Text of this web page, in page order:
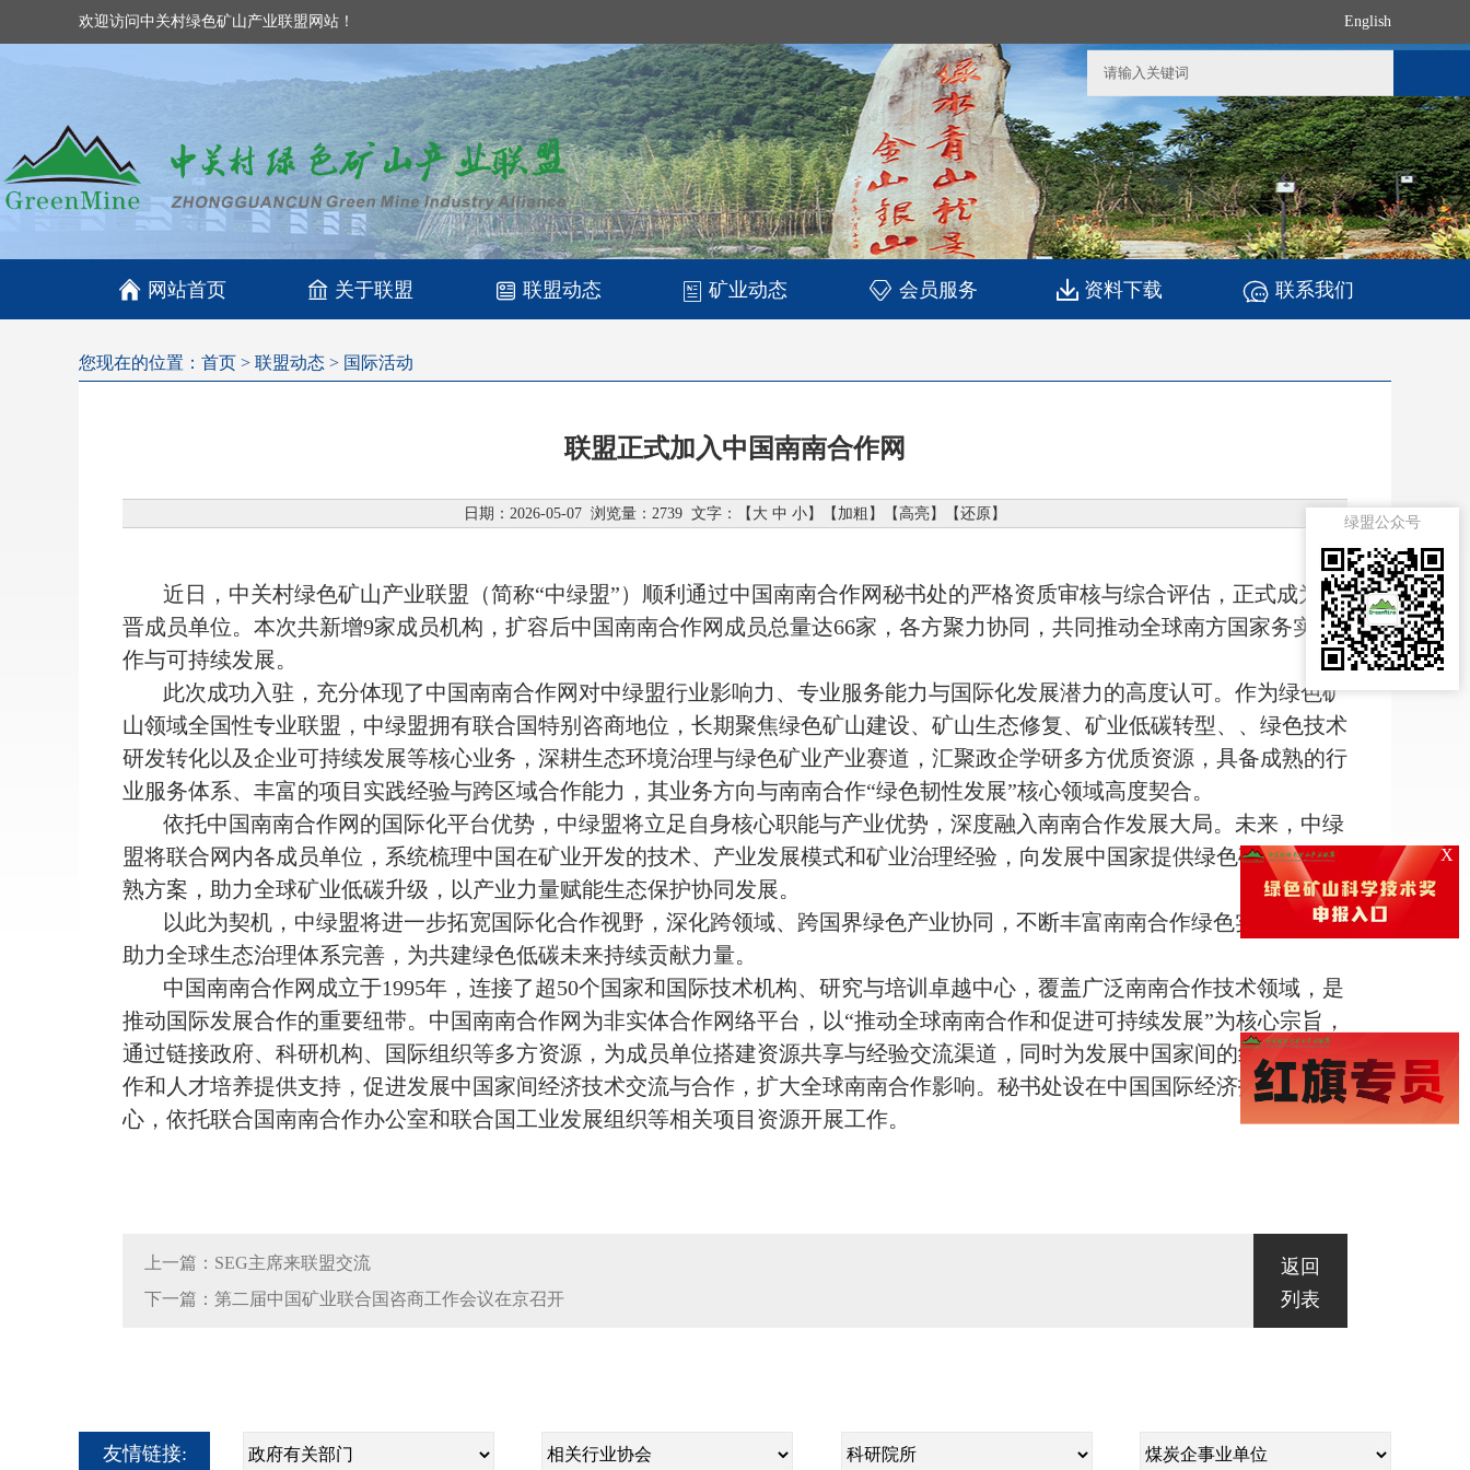
欢迎访问中关村绿色矿山产业联盟网站！ English
 网站首页 关于联盟 联盟动态 矿业动态 会员服务 资料下载 联系我们
您现在的位置： 首页 > 联盟动态 > 国际活动
联盟正式加入中国南南合作网
日期：2026-05-07 浏览量：2739 文字：【 大 中 小】【 加粗 】【 高亮】【还原 】
近日，中关村绿色矿山产业联盟（简称“中绿盟”）顺利通过中国南南合作网秘书处的严格资质审核与综合评估，正式成为新
晋成员单位。本次共新增9家成员机构，扩容后中国南南合作网成员总量达66家，各方聚力协同，共同推动全球南方国家务实合
作与可持续发展。
此次成功入驻，充分体现了中国南南合作网对中绿盟行业影响力、专业服务能力与国际化发展潜力的高度认可。作为绿色矿
山领域全国性专业联盟，中绿盟拥有联合国特别咨商地位，长期聚焦绿色矿山建设、矿山生态修复、矿业低碳转型、、绿色技术
研发转化以及企业可持续发展等核心业务，深耕生态环境治理与绿色矿业产业赛道，汇聚政企学研多方优质资源，具备成熟的行
业服务体系、丰富的项目实践经验与跨区域合作能力，其业务方向与南南合作“绿色韧性发展”核心领域高度契合。
依托中国南南合作网的国际化平台优势，中绿盟将立足自身核心职能与产业优势，深度融入南南合作发展大局。未来，中绿
盟将联合网内各成员单位，系统梳理中国在矿业开发的技术、产业发展模式和矿业治理经验，向发展中国家提供绿色矿山建设成
熟方案，助力全球矿业低碳升级，以产业力量赋能生态保护协同发展。
以此为契机，中绿盟将进一步拓宽国际化合作视野，深化跨领域、跨国界绿色产业协同，不断丰富南南合作绿色实践内涵，
助力全球生态治理体系完善，为共建绿色低碳未来持续贡献力量。
中国南南合作网成立于1995年，连接了超50个国家和国际技术机构、研究与培训卓越中心，覆盖广泛南南合作技术领域，是
推动国际发展合作的重要纽带。中国南南合作网为非实体合作网络平台，以“推动全球南南合作和促进可持续发展”为核心宗旨，
通过链接政府、科研机构、国际组织等多方资源，为成员单位搭建资源共享与经验交流渠道，同时为发展中国家间的经济技术合
作和人才培养提供支持，促进发展中国家间经济技术交流与合作，扩大全球南南合作影响。秘书处设在中国国际经济技术交流中
心，依托联合国南南合作办公室和联合国工业发展组织等相关项目资源开展工作。
上一篇：SEG主席来联盟交流
下一篇：第二届中国矿业联合国咨商工作会议在京召开
返回
列表
友情链接:
绿盟公众号
X